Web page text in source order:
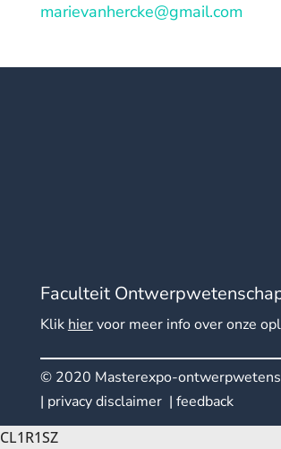
marievanhercke@gmail.com
Faculteit
Klik hiervoor meer info over onze
© 2020 Masterexpo-
| privacy disclaimer| feedback
CL1R1SZ